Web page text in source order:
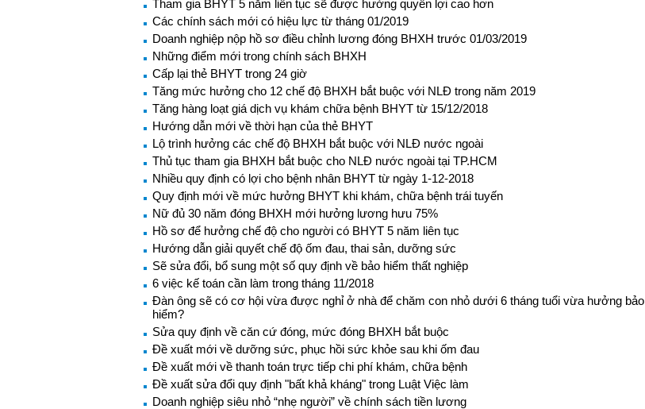
Tham gia BHYT 5 năm liên tục sẽ được hưởng quyền lợi cao hơn
Các chính sách mới có hiệu lực từ tháng 01/2019
Doanh nghiệp nộp hồ sơ điều chỉnh lương đóng BHXH trước 01/03/2019
Những điểm mới trong chính sách BHXH
Cấp lại thẻ BHYT trong 24 giờ
Tăng mức hưởng cho 12 chế độ BHXH bắt buộc với NLĐ trong năm 2019
Tăng hàng loạt giá dịch vụ khám chữa bệnh BHYT từ 15/12/2018
Hướng dẫn mới về thời hạn của thẻ BHYT
Lộ trình hưởng các chế độ BHXH bắt buộc với NLĐ nước ngoài
Thủ tục tham gia BHXH bắt buộc cho NLĐ nước ngoài tại TP.HCM
Nhiều quy định có lợi cho bệnh nhân BHYT từ ngày 1-12-2018
Quy định mới về mức hưởng BHYT khi khám, chữa bệnh trái tuyến
Nữ đủ 30 năm đóng BHXH mới hưởng lương hưu 75%
Hồ sơ để hưởng chế độ cho người có BHYT 5 năm liên tục
Hướng dẫn giải quyết chế độ ốm đau, thai sản, dưỡng sức
Sẽ sửa đổi, bổ sung một số quy định về bảo hiểm thất nghiệp
6 việc kế toán cần làm trong tháng 11/2018
Đàn ông sẽ có cơ hội vừa được nghỉ ở nhà để chăm con nhỏ dưới 6 tháng tuổi vừa hưởng bảo
hiểm?
Sửa quy định về căn cứ đóng, mức đóng BHXH bắt buộc
Đề xuất mới về dưỡng sức, phục hồi sức khỏe sau khi ốm đau
Đề xuất mới về thanh toán trực tiếp chi phí khám, chữa bệnh
Đề xuất sửa đổi quy định "bất khả kháng" trong Luật Việc làm
Doanh nghiệp siêu nhỏ “nhẹ người” về chính sách tiền lương